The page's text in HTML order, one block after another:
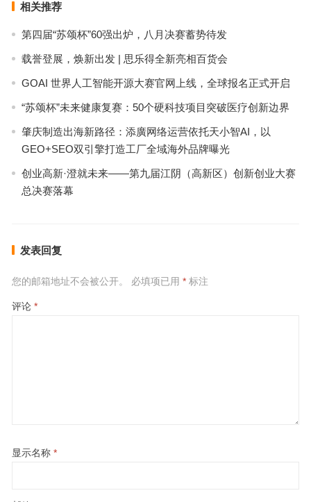
相关推荐
第四届“苏颂杯”60强出炉，八月决赛蓄势待发
载誉登展，焕新出发 | 思乐得全新亮相百货会
GOAI 世界人工智能开源大赛官网上线，全球报名正式开启
“苏颂杯”未来健康复赛：50个硬科技项目突破医疗创新边界
肇庆制造出海新路径：添廣网络运营依托天小智AI，以
GEO+SEO双引擎打造工厂全域海外品牌曝光
创业高新·澄就未来——第九届江阴（高新区）创新创业大赛
总决赛落幕
发表回复
您的邮箱地址不会被公开。 必填项已用 *标注
评论 *
显示名称 *